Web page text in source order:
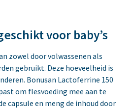
voor baby’s
zowel door volwassenen als
gebruikt. Deze hoeveelheid is
Bonusan Lactoferrine 150
om flesvoeding mee aan te
capsule en meng de inhoud door